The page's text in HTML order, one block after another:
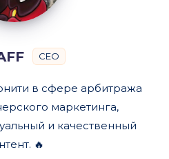
CEO
в сфере арбитража
маркетинга,
и качественный
🔥